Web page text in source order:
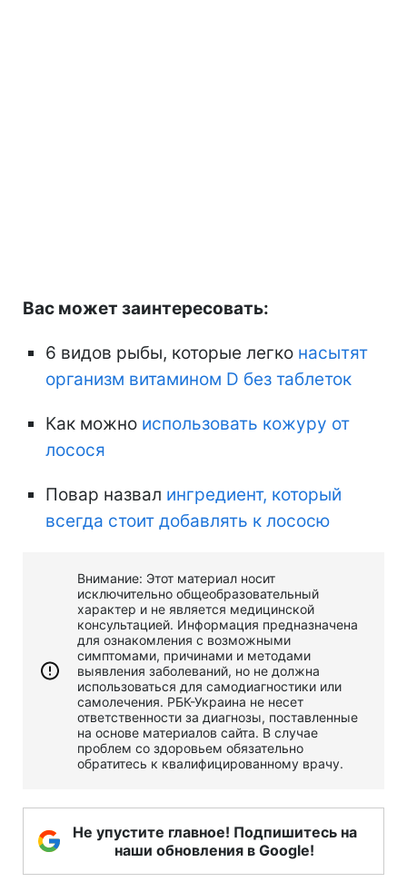
Вас может заинтересовать:
6 видов рыбы, которые легко насытят
организм витамином D без таблеток
Как можно использовать кожуру от
лосося
Повар назвал ингредиент, который
всегда стоит добавлять к лососю
Внимание: Этот материал носит
исключительно общеобразовательный
характер и не является медицинской
консультацией. Информация предназначена
для ознакомления с возможными
симптомами, причинами и методами
выявления заболеваний, но не должна
использоваться для самодиагностики или
самолечения. РБК-Украина не несет
ответственности за диагнозы, поставленные
на основе материалов сайта. В случае
проблем со здоровьем обязательно
обратитесь к квалифицированному врачу.
Не упустите главное! Подпишитесь на
наши обновления в Google!